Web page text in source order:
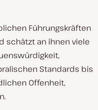
Führungskräften
schätzt an ihnen viele
Standards bis
Offenheit,